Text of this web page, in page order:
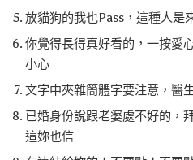
放貓狗的我也Pass，這種人是
你覺得長得真好看的，一按愛
小心
文字中夾雜簡體字要注意，醫
已婚身份說跟老婆處不好的，
這妳也信